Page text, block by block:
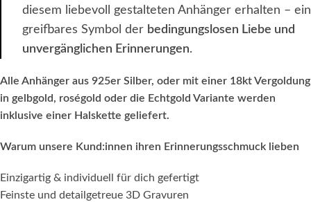
diesem liebevoll gestalteten Anhänger erhalten – ein
greifbares Symbol der bedingungslosen Liebe und
unvergänglichen Erinnerungen.
Alle Anhänger aus 925er Silber, oder mit einer 18kt Vergoldung
in gelbgold, roségold oder die Echtgold Variante werden
inklusive einer Halskette geliefert.
Warum unsere Kund:innen ihren Erinnerungsschmuck lieben
Einzigartig & individuell für dich gefertigt
Feinste und detailgetreue 3D Gravuren